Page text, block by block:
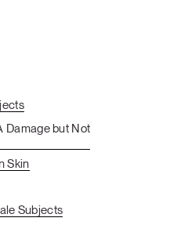
Damage but Not
Skin
Subjects